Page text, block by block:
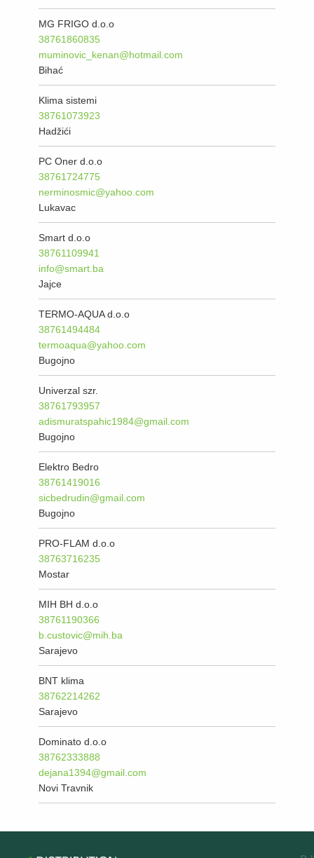
MG FRIGO d.o.o
38761860835
muminovic_kenan@hotmail.com
Bihać
Klima sistemi
38761073923
Hadžići
PC Oner d.o.o
38761724775
nerminosmic@yahoo.com
Lukavac
Smart d.o.o
38761109941
info@smart.ba
Jajce
TERMO-AQUA d.o.o
38761494484
termoaqua@yahoo.com
Bugojno
Univerzal szr.
38761793957
adismuratspahic1984@gmail.com
Bugojno
Elektro Bedro
38761419016
sicbedrudin@gmail.com
Bugojno
PRO-FLAM d.o.o
38763716235
Mostar
MIH BH d.o.o
38761190366
b.custovic@mih.ba
Sarajevo
BNT klima
38762214262
Sarajevo
Dominato d.o.o
38762333888
dejana1394@gmail.com
Novi Travnik